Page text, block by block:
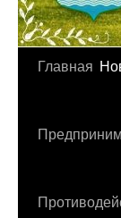
Перейти
содержимому
Главная